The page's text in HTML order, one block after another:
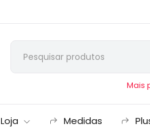
Mais
Loja Medidas